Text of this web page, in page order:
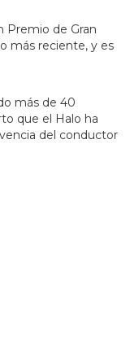
Premio de Gran
más reciente, y es
más de 40
que el Halo ha
del conductor